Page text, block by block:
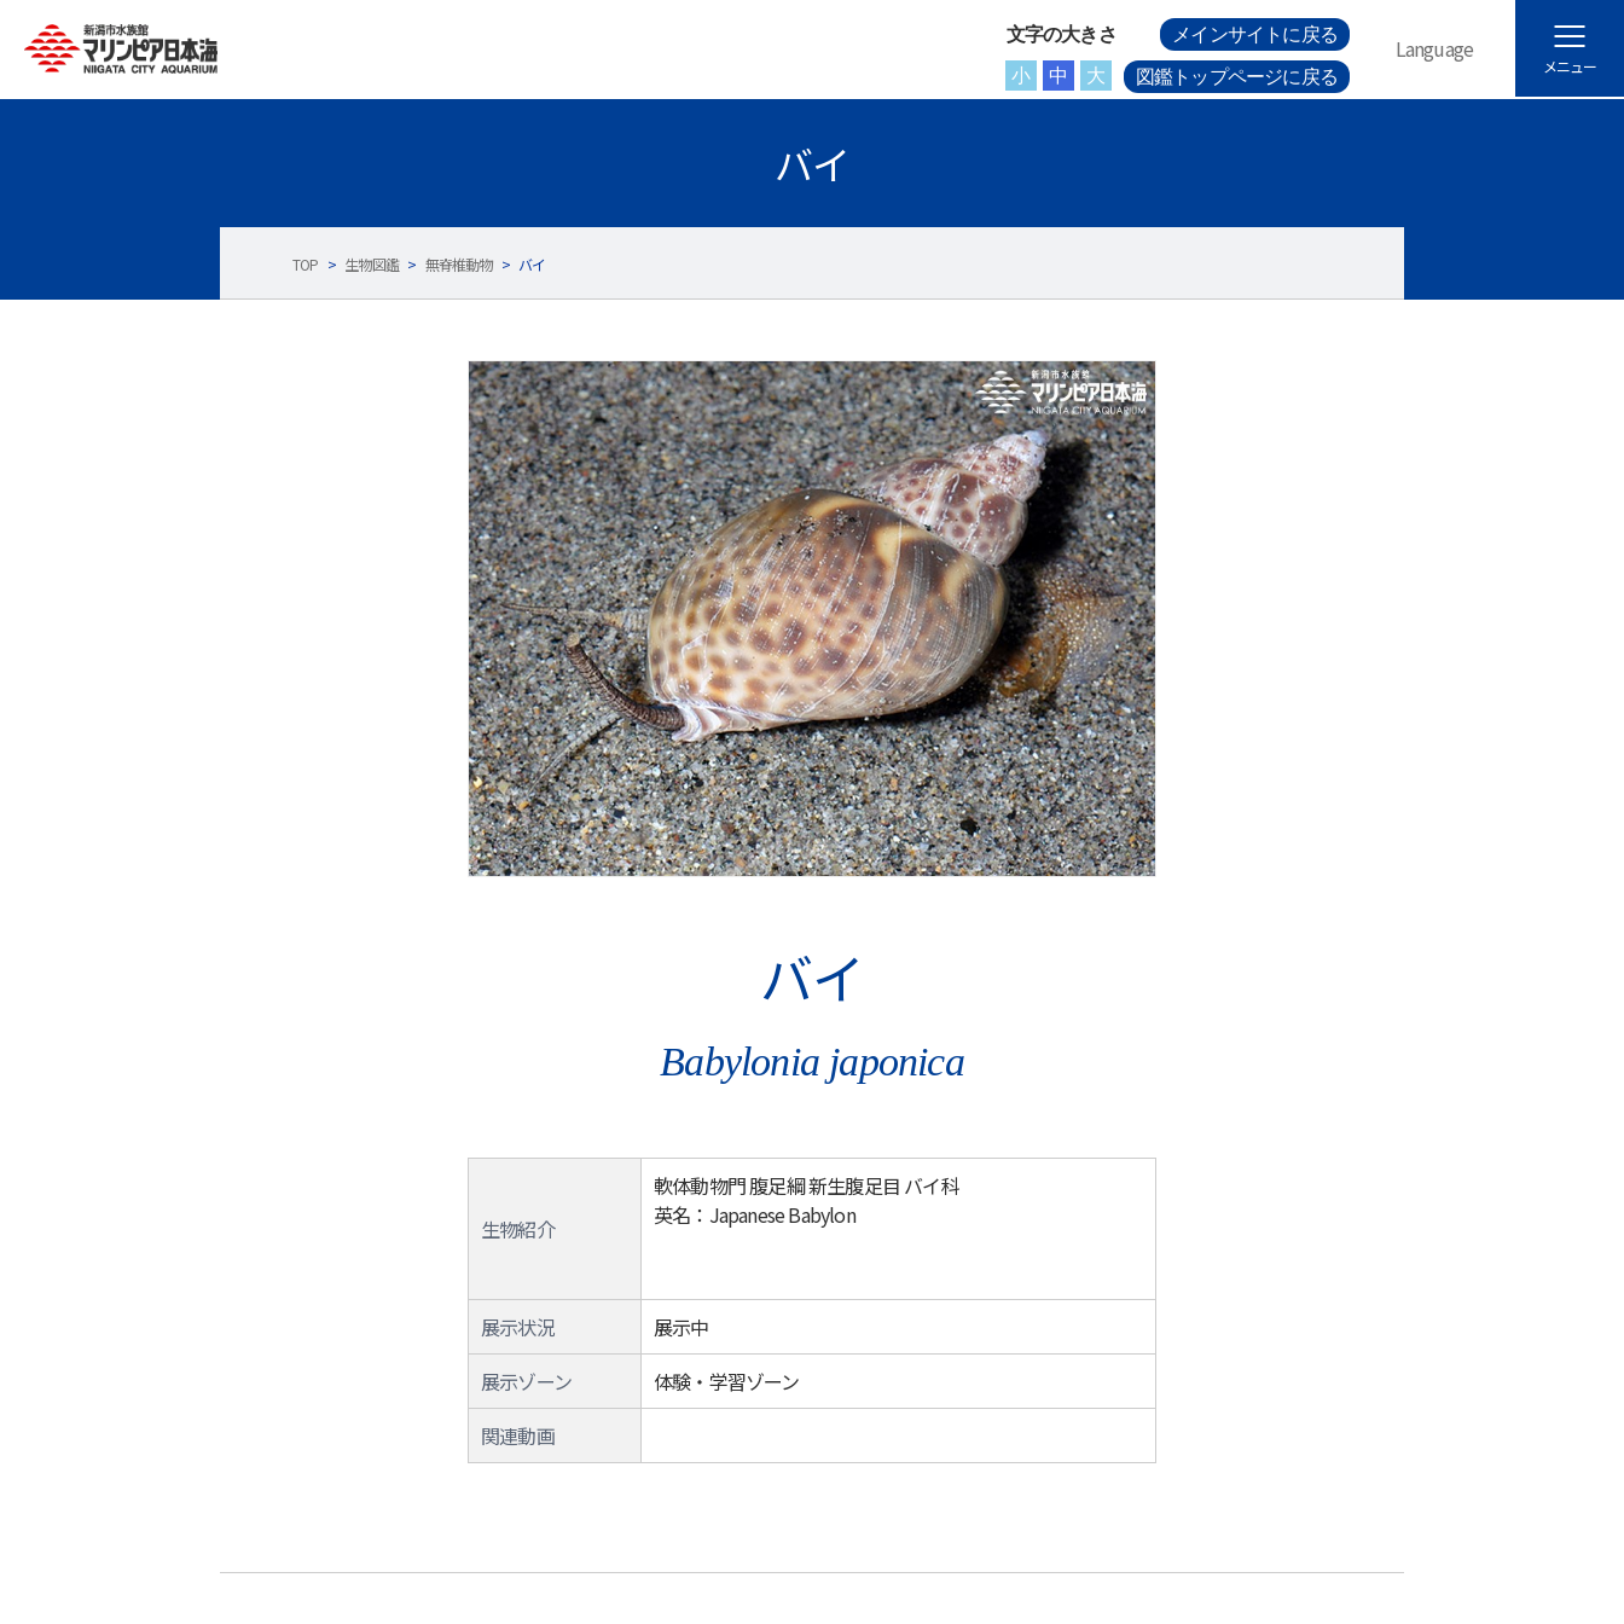
文字の大きさ
小
中 大
メインサイトに戻る
図鑑トップページに戻る
Language
メニュー
バイ
TOP > 生物図鑑 > 無脊椎動物 > バイ
バイ
Babylonia japonica
生物紹介
軟体動物門 腹足綱 新生腹足目 バイ科
英名：Japanese Babylon
展示状況
展示中
展示ゾーン
体験・学習ゾーン
関連動画